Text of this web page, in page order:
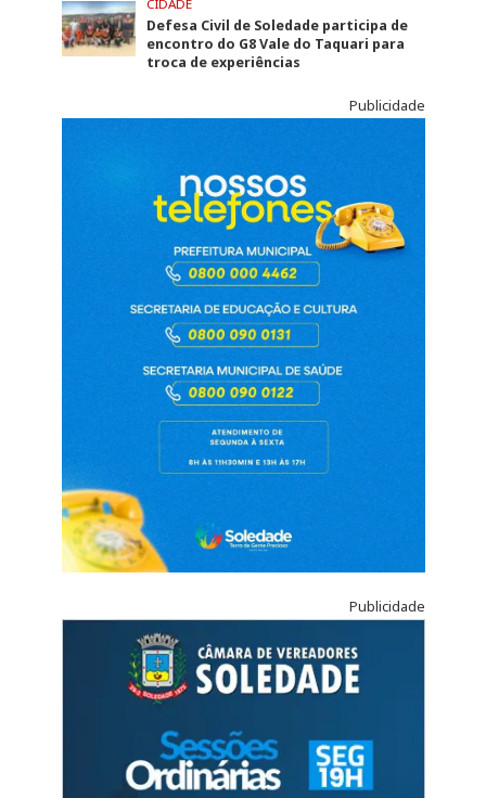
CIDADE
Defesa Civil de Soledade participa de
encontro do G8 Vale do Taquari para
troca de experiências
Publicidade
Publicidade